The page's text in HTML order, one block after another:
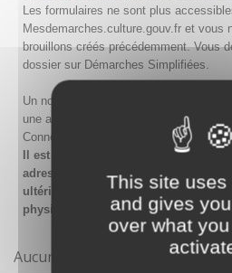
This site uses
and gives
over what
Les formulaires ne sont plus
Mesdemarches.culture.gouv.fr et vous
brouillons créés précédemment. Vous
dossier sur Démarches Simplifiées.
Un nouveau compte doit être créé sur
une adresse email et un mot de
Connect.
Il est conseillé lors de la création du
adresse email générique de
ultérieur au compte même en cas
physique gestionnaire.
Aucune démarche pour le